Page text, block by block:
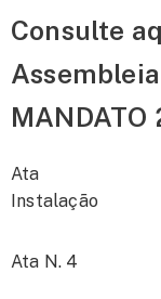
Consulte
Ata
Instalação
Ata N. 4